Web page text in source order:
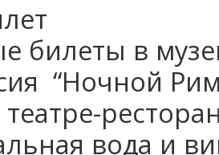
билеты в
“Ночной
вода и